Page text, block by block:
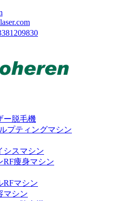
ー脱毛機
プティングマシン
シスマシン
RF痩身マシン
RFマシン
マシン